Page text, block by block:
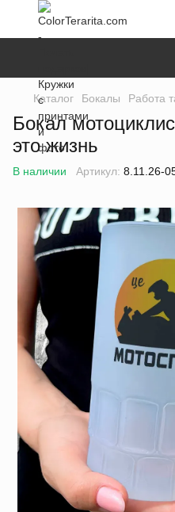
Каталог Бокалы Работа
Бокал
это жизнь
В наличии Артикул: 8.11.26-